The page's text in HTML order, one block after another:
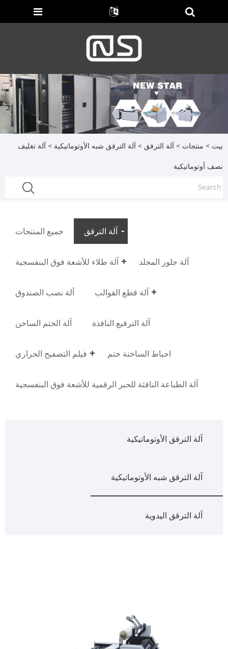
بيت > منتجات >آلة الترقق >آلة الترقق شبه الأوتوماتيكية > آلة تغليف
نصف أوتوماتيكية
جميع المنتجات آلة الترقق
آلة طلاء للأشعة فوق البنفسجية آلة جلور المجلد
آلة نصب الصندوق آلة قطع القوالب
آلة الختم الساخن آلة الترقيع النافذة
فيلم التصفيح الحراري احباط الساخنة ختم
آلة الطباعة النافثة للحبر الرقمية للأشعة فوق البنفسجية
آلة الترقق الأوتوماتيكية
آلة الترقق شبه الأوتوماتيكية
آلة الترقق اليدوية